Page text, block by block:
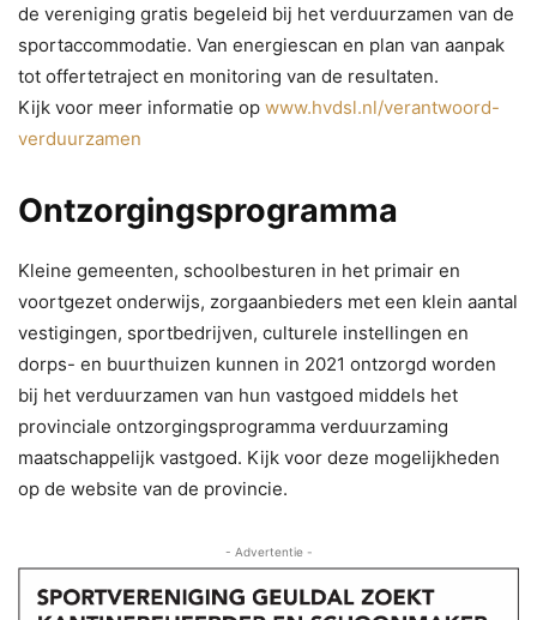
de vereniging gratis begeleid bij het verduurzamen van de
sportaccommodatie. Van energiescan en plan van aanpak
tot offertetraject en monitoring van de resultaten.
Kijk voor meer informatie op www.hvdsl.nl/verantwoord-
verduurzamen
Ontzorgingsprogramma
Kleine gemeenten, schoolbesturen in het primair en
voortgezet onderwijs, zorgaanbieders met een klein aantal
vestigingen, sportbedrijven, culturele instellingen en
dorps- en buurthuizen kunnen in 2021 ontzorgd worden
bij het verduurzamen van hun vastgoed middels het
provinciale ontzorgingsprogramma verduurzaming
maatschappelijk vastgoed. Kijk voor deze mogelijkheden
op de website van de provincie.
- Advertentie -